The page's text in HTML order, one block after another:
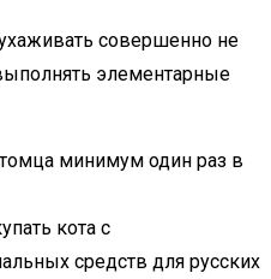
совершенно не
элементарные
минимум один раз в
кота с
средств для русских